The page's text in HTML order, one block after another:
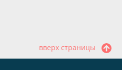
вверх страницы